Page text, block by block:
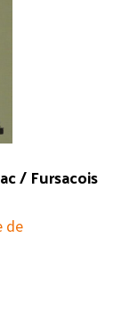
/ Fursacois
de